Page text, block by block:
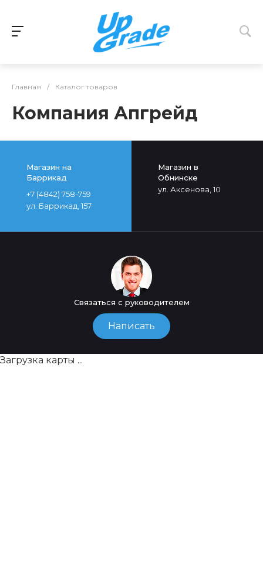
Главная / Каталог товаров
Компания Апгрейд
Магазин на
Баррикад
+7 (4842) 758-759
ул. Баррикад, 157
Магазин в
Обнинске
ул. Аксенова, 10
Связаться с руководителем
Написать
Загрузка карты ...